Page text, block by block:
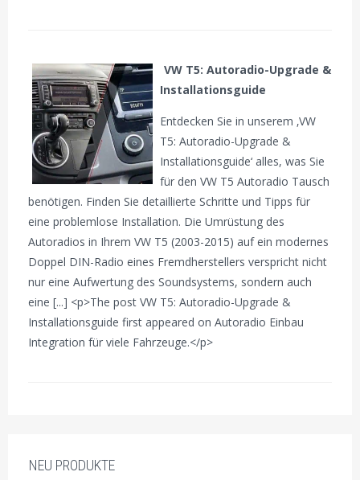
VW T5: Autoradio-Upgrade &
Installationsguide
Entdecken Sie in unserem ‚VW
T5: Autoradio-Upgrade &
Installationsguide‘ alles, was Sie
für den VW T5 Autoradio Tausch
benötigen. Finden Sie detaillierte Schritte und Tipps für
eine problemlose Installation. Die Umrüstung des
Autoradios in Ihrem VW T5 (2003-2015) auf ein modernes
Doppel DIN-Radio eines Fremdherstellers verspricht nicht
nur eine Aufwertung des Soundsystems, sondern auch
eine [...] <p>The post VW T5: Autoradio-Upgrade &
Installationsguide first appeared on Autoradio Einbau
Integration für viele Fahrzeuge.</p>
NEU PRODUKTE